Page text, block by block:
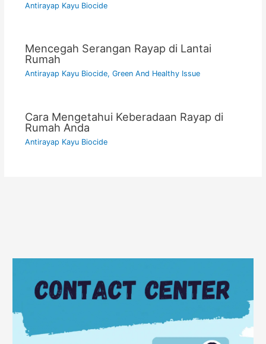
Antirayap Kayu Biocide
Mencegah Serangan Rayap di Lantai
Rumah
Antirayap Kayu Biocide, Green And Healthy Issue
Cara Mengetahui Keberadaan Rayap di
Rumah Anda
Antirayap Kayu Biocide